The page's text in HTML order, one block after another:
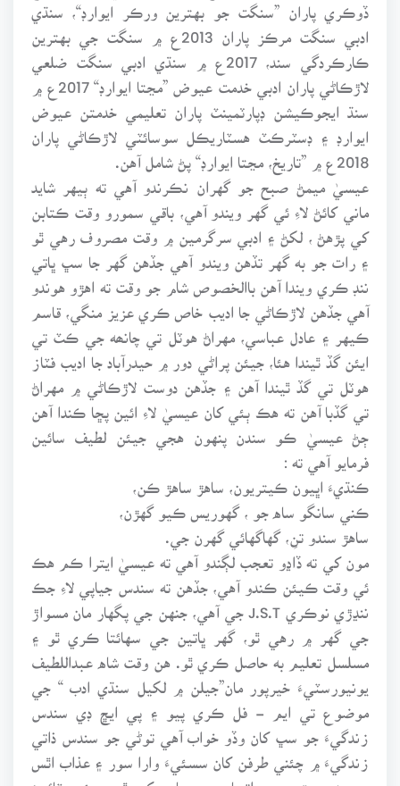
ڏوڪري پاران ”سنگت جو بهترين ورڪر ايوارڊ“، سنڌي
ادبي سنگت مرڪز پاران 2013ع ۾ سنگت جي بهترين
ڪارڪردگي سند، 2017ع ۾ سنڌي ادبي سنگت ضلعي
سنڌ ايجوڪيشن ڊپارٽمينٽ پاران تعليمي خدمتن عيوض
ايوارڊ ۽ ڊسٽرڪٽ هسٽاريڪل سوسائٽي لاڙڪاڻي پاران
2018ع ۾ ”تاريخ، مڃتا ايوارڊ“ پڻ شامل آهن.
عيسيٰ ميمڻ صبح جو گهران نڪرندو آهي ته ٻيهر شايد
ماني کائڻ لاءِ ئي گهر ويندو آهي، باقي سمورو وقت ڪتابن
کي پڙهڻ ، لکڻ ۽ ادبي سرگرمين ۾ وقت مصروف رهي ٿو
۽ رات جو به گهر تڏهن ويندو آهي جڏهن گهر جا سڀ ڀاتي
ننڊ ڪري ويندا آهن باالخصوص شام جو وقت ته اهڙو هوندو
آهي جڏهن لاڙڪاڻي جا اديب خاص ڪري عزيز منگي، قاسم
ڪيهر ۽ عادل عباسي، مهراڻ هوٽل تي چانھه جي ڪٽ تي
ايئن گڏ ٿيندا هئا، جيئن پراڻي دور ۾ حيدرآباد جا اديب فٽاز
هوٽل تي گڏ ٿيندا آهن ۽ جڏهن دوست لاڙڪاڻي ۾ مهراڻ
تي گڏبا آهن ته هڪ ٻئي کان عيسيٰ لاءِ ائين پڇا ڪندا آهن
ڄڻ عيسيٰ ڪو سندن پنهون هجي جيئن لطيف سائين
فرمايو آهي ته :
ڪنڌيءَ اڀيون ڪيتريون، ساهڙ ساهڙ ڪن،
ڪني سانگو ساه جو ، گهوريس ڪيو گهڙن،
ساهڙ سندو تنِ، گهاگهائي گهرن جي.
مون کي ته ڏاڍو تعجب لڳندو آهي ته عيسيٰ ايترا ڪم هڪ
ئي وقت ڪيئن ڪندو آهي، جڏهن ته سندس جياپي لاءِ جڪ
ننڍڙي نوڪري J.S.T جي آهي، جنهن جي پگهار مان مسواڙ
جي گهر ۾ رهي ٿو، گهر ڀاتين جي سهائتا ڪري ٿو ۽
مسلسل تعليم به حاصل ڪري ٿو. هن وقت شاه عبداللطيف
يونيورسٽيءَ خيرپور مان”جيلن ۾ لکيل سنڌي ادب “ جي
موضوع تي ايم - فل ڪري پيو ۽ پي ايڇ ڊي سندس
زندگيءَ جو سڀ کان وڏو خواب آهي توڻي جو سندس ذاتي
زندگيءَ ۾ چئني طرفن کان سسئيءَ وارا سور ۽ عذاب اٿس
پوءِ به جستجو جو اتساه ۽ ويساه رکي ٿو. جيئن ڀٽائيءَ